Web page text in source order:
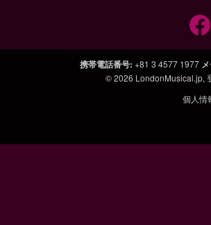
携帯電話番号: +81 3 4577 1977
© 2026 LondonMusical.jp,
個人情